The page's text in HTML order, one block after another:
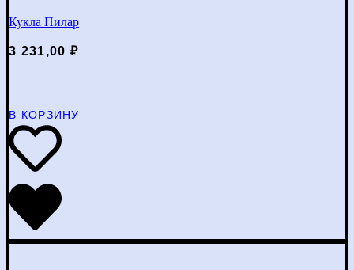
Кукла Пилар
3 231,00 ₽
В КОРЗИНУ